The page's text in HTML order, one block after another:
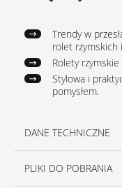
Trendy w
rolet rzymskich
Rolety
Stylowa i
pomysłem.
DANE TECHNICZNE
PLIKI DO POBRANIA